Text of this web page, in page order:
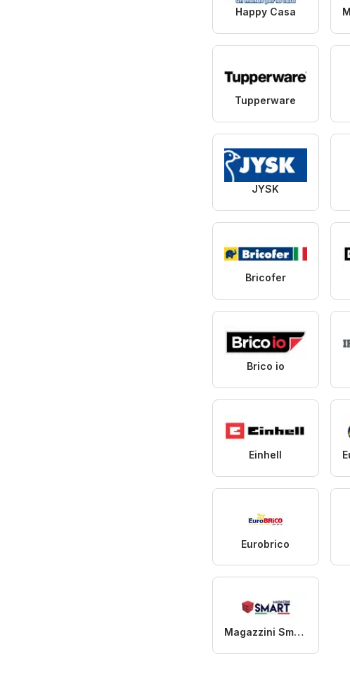
Happy Casa
Tupperware
JYSK
Bricofer
Brico io
Einhell
Eurobrico
Magazzini Smart